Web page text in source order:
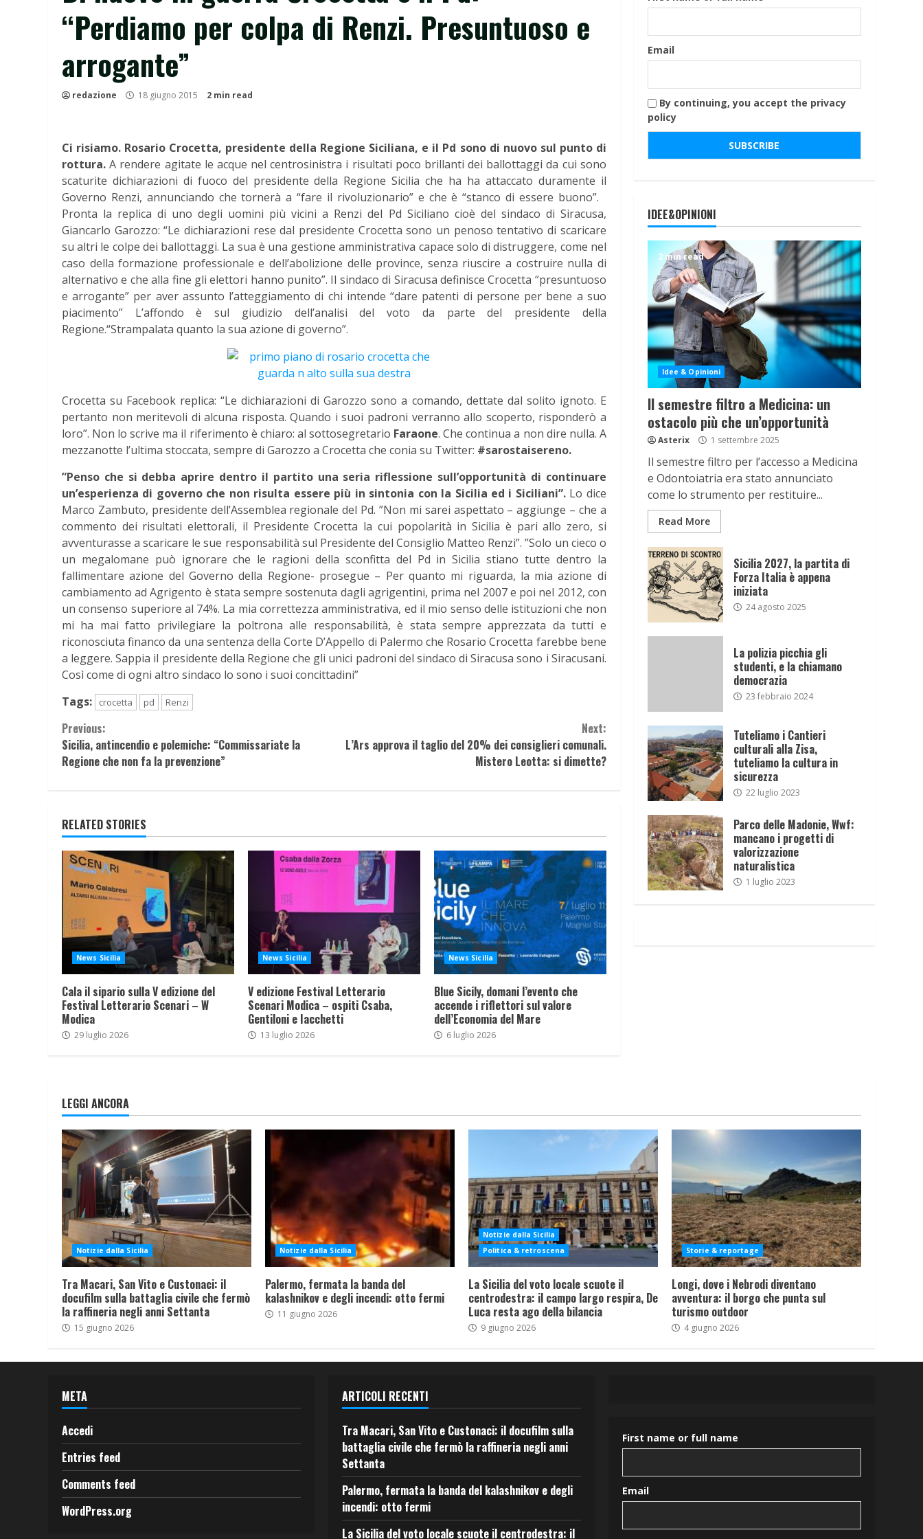
“Perdiamo per colpa di Renzi. Presuntuoso e
arrogante”
redazione 18 giugno 2015 2 min read
Ci risiamo. Rosario Crocetta, presidente della Regione Siciliana, e il Pd sono di nuovo sul punto di
rottura. A rendere agitate le acque nel centrosinistra i risultati poco brillanti dei ballottaggi da cui sono
scaturite dichiarazioni di fuoco del presidente della Regione Sicilia che ha ha attaccato duramente il
Governo Renzi, annunciando che tornerà a “fare il rivoluzionario” e che è “stanco di essere buono”.
Pronta la replica di uno degli uomini più vicini a Renzi del Pd Siciliano cioè del sindaco di Siracusa,
Giancarlo Garozzo: “Le dichiarazioni rese dal presidente Crocetta sono un penoso tentativo di scaricare
su altri le colpe dei ballottaggi. La sua è una gestione amministrativa capace solo di distruggere, come nel
caso della formazione professionale e dell’abolizione delle province, senza riuscire a costruire nulla di
alternativo e che alla fine gli elettori hanno punito”. Il sindaco di Siracusa definisce Crocetta “presuntuoso
e arrogante” per aver assunto l’atteggiamento di chi intende “dare patenti di persone per bene a suo
piacimento” L’affondo è sul giudizio dell’analisi del voto da parte del presidente della
Regione.“Strampalata quanto la sua azione di governo”.
Crocetta su Facebook replica: “Le dichiarazioni di Garozzo sono a comando, dettate dal solito ignoto. E
pertanto non meritevoli di alcuna risposta. Quando i suoi padroni verranno allo scoperto, risponderò a
loro”. Non lo scrive ma il riferimento è chiaro: al sottosegretario Faraone. Che continua a non dire nulla. A
mezzanotte l’ultima stoccata, sempre di Garozzo a Crocetta che conia su Twitter: #sarostaisereno.
”Penso che si debba aprire dentro il partito una seria riflessione sull’opportunità di continuare
un’esperienza di governo che non risulta essere più in sintonia con la Sicilia ed i Siciliani”.Lo dice
Marco Zambuto, presidente dell’Assemblea regionale del Pd. ”Non mi sarei aspettato – aggiunge – che a
commento dei risultati elettorali, il Presidente Crocetta la cui popolarità in Sicilia è pari allo zero, si
avventurasse a scaricare le sue responsabilità sul Presidente del Consiglio Matteo Renzi”. ”Solo un cieco o
un megalomane può ignorare che le ragioni della sconfitta del Pd in Sicilia stiano tutte dentro la
fallimentare azione del Governo della Regione- prosegue – Per quanto mi riguarda, la mia azione di
cambiamento ad Agrigento è stata sempre sostenuta dagli agrigentini, prima nel 2007 e poi nel 2012, con
un consenso superiore al 74%. La mia correttezza amministrativa, ed il mio senso delle istituzioni che non
mi ha mai fatto privilegiare la poltrona alle responsabilità, è stata sempre apprezzata da tutti e
riconosciuta financo da una sentenza della Corte D’Appello di Palermo che Rosario Crocetta farebbe bene
a leggere. Sappia il presidente della Regione che gli unici padroni del sindaco di Siracusa sono i Siracusani.
Così come di ogni altro sindaco lo sono i suoi concittadini”
Tags:
crocetta pd Renzi
Continue
Reading
Previous:
Sicilia, antincendio e polemiche: “Commissariate la
Regione che non fa la prevenzione”
Next:
L’Ars approva il taglio del 20% dei consiglieri comunali.
Mistero Leotta: si dimette?
RELATED STORIES
News Sicilia
Cala il sipario sulla V edizione del
Festival Letterario Scenari – W
Modica
29 luglio 2026
News Sicilia
V edizione Festival Letterario
Scenari Modica – ospiti Csaba,
Gentiloni e Iacchetti
13 luglio 2026
News Sicilia
Blue Sicily, domani l’evento che
accende i riflettori sul valore
dell’Economia del Mare
6 luglio 2026
Email
By continuing, you accept the privacy
policy
IDEE&OPINIONI
2 min read
Idee & Opinioni
Il semestre filtro a Medicina: un
ostacolo più che un’opportunità
Asterix 1 settembre 2025
Il semestre filtro per l’accesso a Medicina
e Odontoiatria era stato annunciato
come lo strumento per restituire...
Read More
Sicilia 2027, la partita di
Forza Italia è appena
iniziata
24 agosto 2025
La polizia picchia gli
studenti, e la chiamano
democrazia
23 febbraio 2024
Tuteliamo i Cantieri
culturali alla Zisa,
tuteliamo la cultura in
sicurezza
22 luglio 2023
Parco delle Madonie, Wwf:
mancano i progetti di
valorizzazione
naturalistica
1 luglio 2023
LEGGI ANCORA
Notizie dalla Sicilia
Tra Macari, San Vito e Custonaci: il
docufilm sulla battaglia civile che fermò
la raffineria negli anni Settanta
15 giugno 2026
Notizie dalla Sicilia
Palermo, fermata la banda del
kalashnikov e degli incendi: otto fermi
11 giugno 2026
Notizie dalla Sicilia
Politica & retroscena
La Sicilia del voto locale scuote il
centrodestra: il campo largo respira, De
Luca resta ago della bilancia
9 giugno 2026
Storie & reportage
Longi, dove i Nebrodi diventano
avventura: il borgo che punta sul
turismo outdoor
4 giugno 2026
META
Accedi
Entries feed
Comments feed
WordPress.org
ARTICOLI RECENTI
Tra Macari, San Vito e Custonaci: il docufilm sulla
battaglia civile che fermò la raffineria negli anni
Settanta
Palermo, fermata la banda del kalashnikov e degli
incendi: otto fermi
La Sicilia del voto locale scuote il centrodestra: il
First name or full name
Email